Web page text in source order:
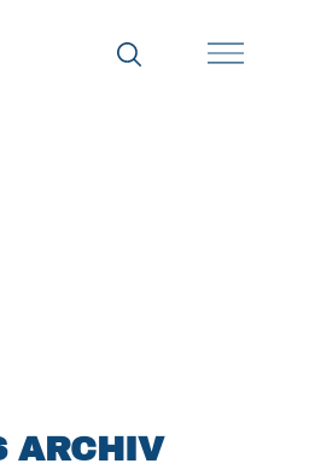
ARCHIV